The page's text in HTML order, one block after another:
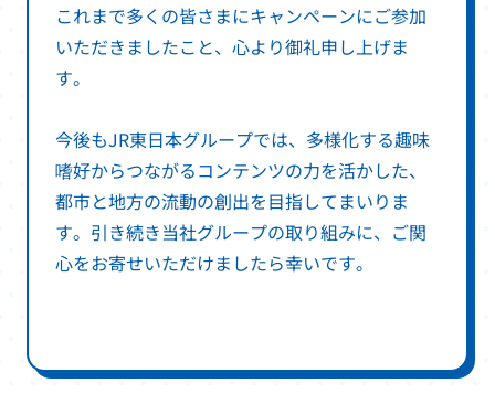
これまで多くの皆さまにキャンペーンにご参加
いただきましたこと、心より御礼申し上げま
す。
今後もJR東日本グループでは、多様化する趣味
嗜好からつながるコンテンツの力を活かした、
都市と地方の流動の創出を目指してまいりま
す。引き続き当社グループの取り組みに、ご関
心をお寄せいただけましたら幸いです。